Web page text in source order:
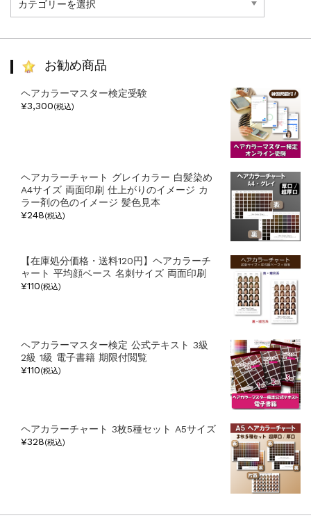
事
カ
お勧め商品
ヘアカラーマスター検定受験
¥3,300(税込)
ヘアカラーチャート グレイカラー 白髪染め
A4サイズ 両面印刷 仕上がりのイメージ カ
ラー剤の色のイメージ 髪色見本
¥248(税込)
【在庫処分価格・送料120円】ヘアカラーチ
ャート 平均顔ベース 名刺サイズ 両面印刷
¥110(税込)
ヘアカラーマスター検定 公式テキスト 3級
2級 1級 電子書籍 期限付閲覧
¥110(税込)
ヘアカラーチャート 3枚5種セット A5サイズ
¥328(税込)